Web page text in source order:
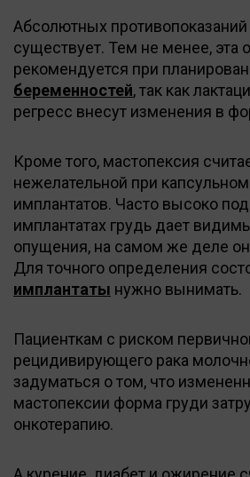
Абсолютных
существует. Тем не менее, эта
рекомендуется при
беременностей, так как
регресс внесут изменения в
Кроме того, мастопексия
нежелательной при
имплантатов. Часто высоко
имплантатах грудь дает
опущения, на самом же деле
Для точного определения
имплантаты нужно вынимать.
Пациенткам с риском
рецидивирующего рака
задуматься о том, что
мастопексии форма груди
онкотерапию.